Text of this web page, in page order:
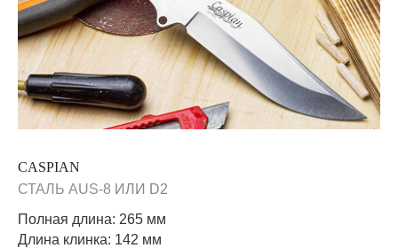
CASPIAN
СТАЛЬ AUS-8 ИЛИ D2
Полная длина: 265 мм
Длина клинка: 142 мм